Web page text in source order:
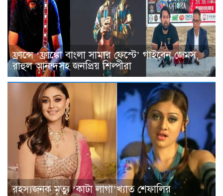
ফ্রান্সে ‘ফ্রাঙ্কো বাংলা সামার ফেস্টে’ গাইবেন জেমস,
রাহুল আনন্দসহ জনপ্রিয় শিল্পীরা
রহস্যজনক মৃত্যু ‘কাটা লাগা’খ্যাত শেফালির